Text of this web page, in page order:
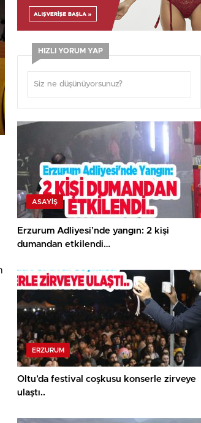
HIZLI YORUM YAP
ASAYİŞ
Erzurum Adliyesi’nde yangın: 2 kişi
dumandan etkilendi…
ERZURUM
Oltu’da festival coşkusu konserle zirveye
ulaştı..